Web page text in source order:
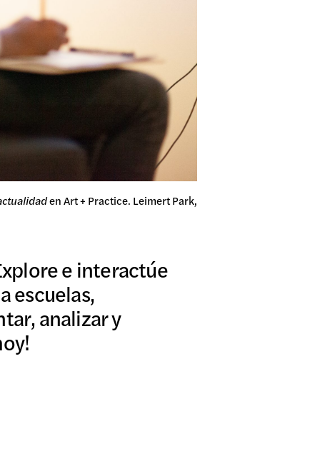
en Art + Practice. Leimert Park,
e interactúe
escuelas,
analizar y